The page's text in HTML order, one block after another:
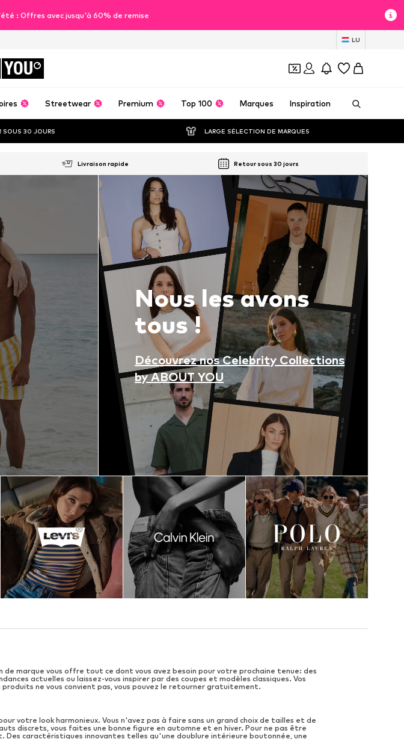
: Offres avec jusqu'à 60% de remise
LU
YOU
Streetwear Premium Top 100 Marques Inspiration
SOUS 30 JOURS LARGE SÉLECTION DE MARQUES
Livraison rapide Retour sous 30 jours
Nous les avons
tous !
Découvrez nos Celebrity Collections
by ABOUT YOU
marque vous offre tout ce dont vous avez besoin pour votre prochaine tenue: des
actuelles ou laissez-vous inspirer par des coupes et modèles classiques. Vos
ne vous convient pas, vous pouvez le retourner gratuitement.
votre look harmonieux. Vous n'avez pas à faire sans un grand choix de tailles et de
discrets, vous faites une bonne figure en automne et en hiver. Pour ne pas être
caractéristiques innovantes telles qu'une doublure intérieure boutonnée, une